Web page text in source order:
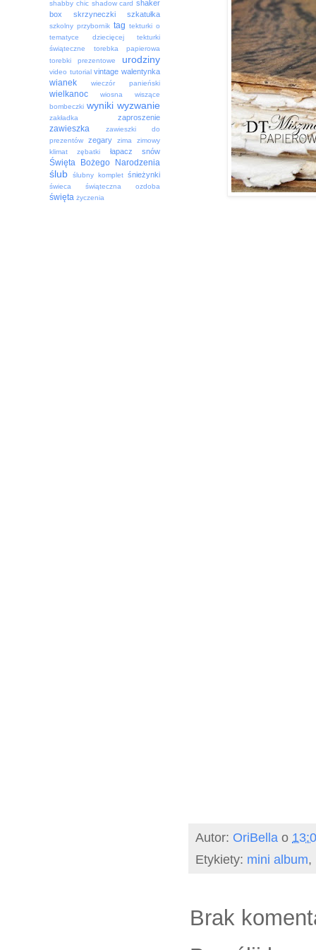
Autor: OriBella o
Etykiety: mini album,
Brak
shabby chic shadow card shaker
box
skrzyneczki szkatułka
szkolny przybornik tag tekturki o
tematyce dziecięcej
tekturki
świąteczne
torebka papierowa
torebki prezentowe
urodziny
video tutorial vintage walentynka
wianek wieczór panieński
wielkanoc wiosna
wiszące
bombeczki wyniki wyzwanie
zakładka zaproszenie
zawieszka
zawieszki do
prezentów
zegary zima
zimowy
klimat
zębatki łapacz snów
Święta Bożego Narodzenia
ślub ślubny komplet śnieżynki
świeca świąteczna ozdoba
święta życzenia